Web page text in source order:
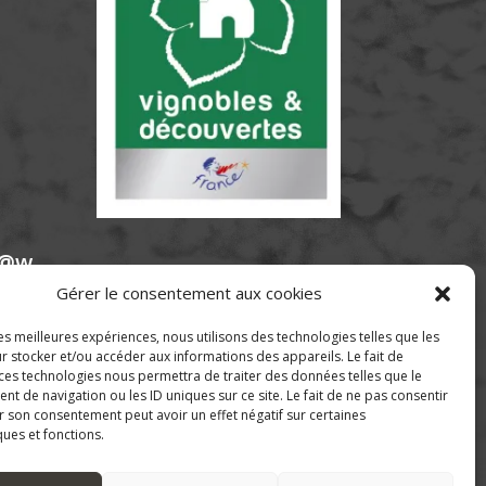
Gérer le consentement aux cookies
meilleures expériences, nous utilisons des technologies telles que les
stocker et/ou accéder aux informations des appareils. Le fait de
technologies nous permettra de traiter des données telles que le
de navigation ou les ID uniques sur ce site. Le fait de ne pas consentir
son consentement peut avoir un effet négatif sur certaines
et fonctions.